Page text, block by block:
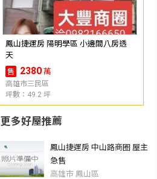
鳳山捷運房 陽明學區 小邊間八房透
天
售 2380 萬
高雄市三民區
坪數：49.2 坪
更多好屋推薦
鳳山捷運房 中山路商圈 屋主
急售
高雄市 鳳山區